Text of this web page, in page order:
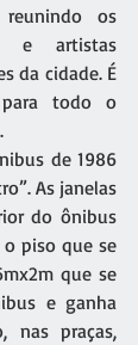
os
e artistas
da cidade. É
para todo o
As janelas
do ônibus
o piso que se
que se
e ganha
nas praças,